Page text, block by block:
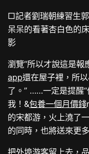
□記者劉瑞朝練習生
呆呆的看著杏白色的
影
瀏覽“所以才說這是報
app還在屋子裡，所
了。” ……一定是提醒
我！&包養一個月價錢
的宋都游，火上澆了
的同時，也將送來更